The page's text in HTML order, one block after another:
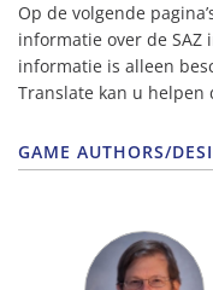
Op de volgende
informatie over de SAZ
informatie is alleen
Translate kan u
GAME AUTHORS/